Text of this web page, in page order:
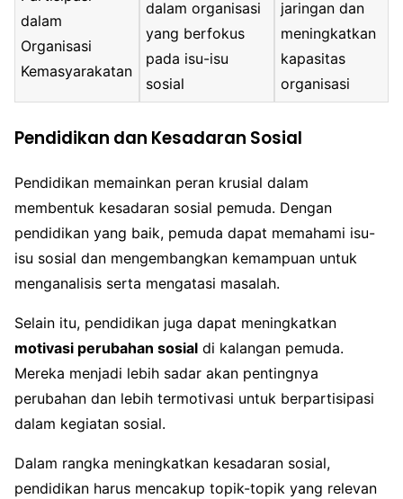
dalam
Organisasi
Kemasyarakatan
dalam organisasi
yang berfokus
pada isu-isu
sosial
jaringan dan
meningkatkan
kapasitas
organisasi
Pendidikan dan Kesadaran Sosial
Pendidikan memainkan peran krusial dalam
membentuk kesadaran sosial pemuda. Dengan
pendidikan yang baik, pemuda dapat memahami isu-
isu sosial dan mengembangkan kemampuan untuk
menganalisis serta mengatasi masalah.
Selain itu, pendidikan juga dapat meningkatkan
motivasi perubahan sosial di kalangan pemuda.
Mereka menjadi lebih sadar akan pentingnya
perubahan dan lebih termotivasi untuk berpartisipasi
dalam kegiatan sosial.
Dalam rangka meningkatkan kesadaran sosial,
pendidikan harus mencakup topik-topik yang relevan